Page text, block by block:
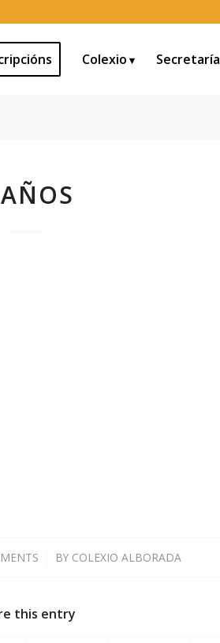
Colexio Secretaría
BY COLEXIO ALBORADA
this entry